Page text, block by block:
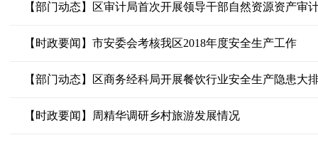
【部门动态】区审计局首次开展领导干部自然资源资产审
【时政要闻】市安委会考核我区2018年度安全生产工作
【部门动态】区商务经科局开展餐饮行业安全生产隐患大
【时政要闻】周精华调研乡村旅游发展情况